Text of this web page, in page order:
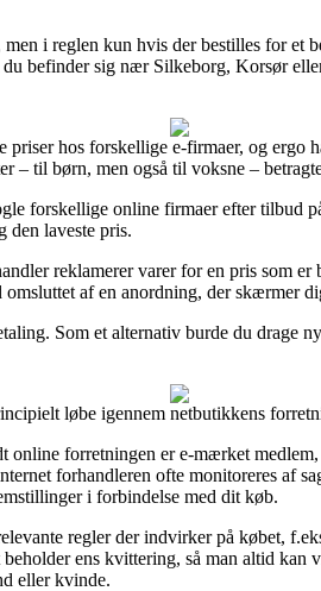
i reglen kun hvis der bestilles for et
befinder sig nær Silkeborg, Korsør
hos forskellige e-firmaer, og
– til børn, men også til voksne –
forskellige online firmaer efter tilbud
den laveste pris.
reklamerer varer for en pris som
af en anordning, der skærmer
Som et alternativ burde du drage
løbe igennem netbutikkens
forretningen er e-mærket
forhandleren ofte monitoreres af
i forbindelse med dit køb.
regler der indvirker på købet,
ens kvittering, så man altid
eller kvinde.